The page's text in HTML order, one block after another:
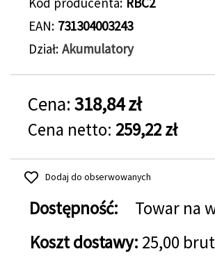
EAN 731304003243
Dział Akumulatory
Cena: 318,84 zł
Cena netto: 259,22 zł
Dodaj do obserwowanych
Dostępność:
Towar na
Koszt dostawy: 25,00